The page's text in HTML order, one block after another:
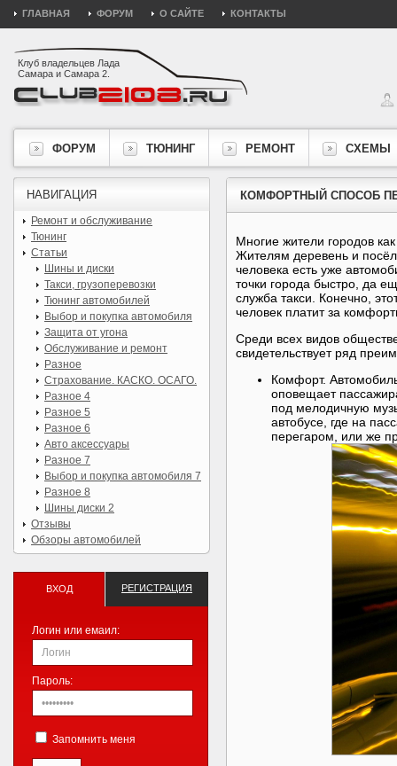
ГЛАВНАЯ ФОРУМ О САЙТЕ КОНТАКТЫ
Клуб владельцев Лада
Самара и Самара 2.
ФОРУМ ТЮНИНГ РЕМОНТ СХЕМЫ
КОМФОРТНЫЙ СПОСОБ
Многие жители городов
Жителям деревень и
человека есть уже
точки города быстро, да
служба такси. Конечно,
человек платит за
Среди всех видов
свидетельствует ряд
Комфорт.
оповещает
под мелодичную
автобусе, где на
перегаром, или же
НАВИГАЦИЯ
Ремонт и обслуживание
Тюнинг
Статьи
Шины и диски
Такси, грузоперевозки
Тюнинг автомобилей
Выбор и покупка автомобиля
Защита от угона
Обслуживание и ремонт
Разное
Страхование. КАСКО. ОСАГО.
Разное 4
Разное 5
Разное 6
Авто аксессуары
Разное 7
Выбор и покупка автомобиля 7
Разное 8
Шины диски 2
Отзывы
Обзоры автомобилей
ВХОД РЕГИСТРАЦИЯ
Логин или емаил:
Пароль:
Запомнить меня